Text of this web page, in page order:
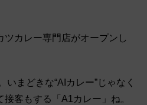
ツカレー専門店がオープンし
まどきな“AIカレー”じゃなく
客もする「A1カレー」ね。